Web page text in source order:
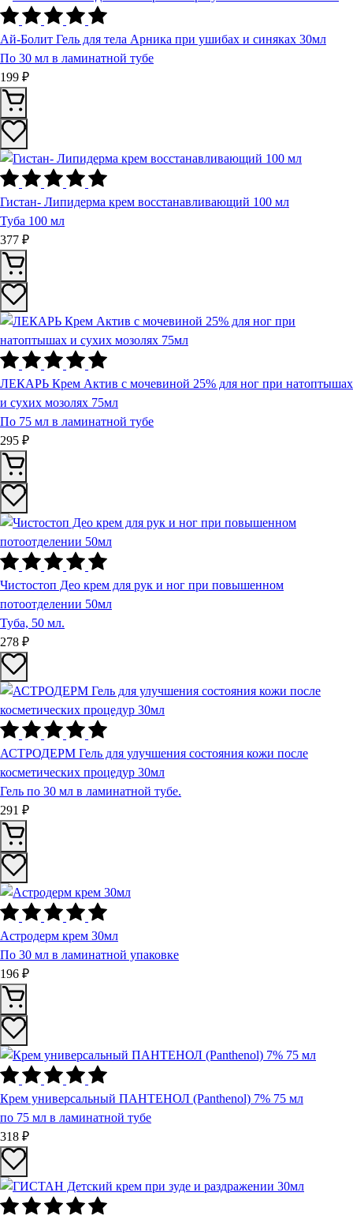
Ай-Болит Гель для тела Арника при ушибах и синяках 30мл
По 30 мл в ламинатной тубе
199 ₽
Гистан- Липидерма крем восстанавливающий 100 мл
Туба 100 мл
377 ₽
ЛЕКАРЬ Крем Актив с мочевиной 25% для ног при натоптышах
и сухих мозолях 75мл
По 75 мл в ламинатной тубе
295 ₽
Чистостоп Део крем для рук и ног при повышенном
потоотделении 50мл
Туба, 50 мл.
278 ₽
АСТРОДЕРМ Гель для улучшения состояния кожи после
косметических процедур 30мл
Гель по 30 мл в ламинатной тубе.
291 ₽
Астродерм крем 30мл
По 30 мл в ламинатной упаковке
196 ₽
Крем универсальный ПАНТЕНОЛ (Panthenol) 7% 75 мл
по 75 мл в ламинатной тубе
318 ₽